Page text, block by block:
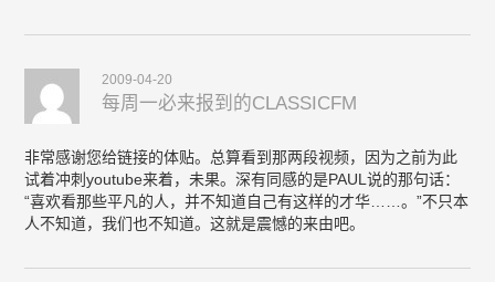
2009-04-20
每周一必来报到的CLASSICFM
非常感谢您给链接的体贴。总算看到那两段视频，因为之前为此
试着冲刺youtube来着，未果。深有同感的是PAUL说的那句话：
“喜欢看那些平凡的人，并不知道自己有这样的才华……。”不只本
人不知道，我们也不知道。这就是震憾的来由吧。